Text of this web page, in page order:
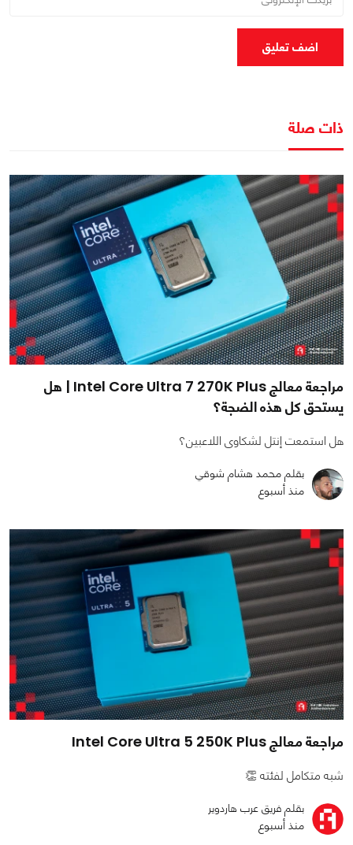
اضف تعليق
ذات صلة
مراجعة معالج Intel Core Ultra 7 270K Plus | هل
يستحق كل هذه الضجة؟
هل استمعت إنتل لشكاوى اللاعبين؟
بقلم محمد هشام شوقي
منذ أسبوع
مراجعة معالج Intel Core Ultra 5 250K Plus
شبه متكامل لفئته 👏
بقلم فريق عرب هاردوير
منذ أسبوع